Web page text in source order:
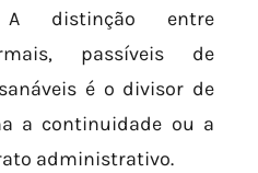
distinção entre
passíveis de
é o divisor de
a continuidade ou a
administrativo.